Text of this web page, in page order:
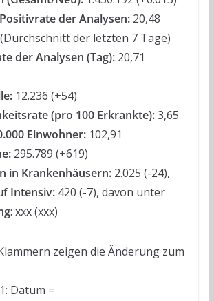
der Analysen:20,48
der letzten 7 Tage)
der Analysen (Tag):20,71
12.236 (+54)
(pro 100 Erkrankte):3,65
Einwohner:102,91
295.789 (+619)
in Krankenhäusern:2.025 (-24),
Intensiv:420 (-7), davon unter
: xxx (xxx)
zeigen die Änderung zum
Datum =